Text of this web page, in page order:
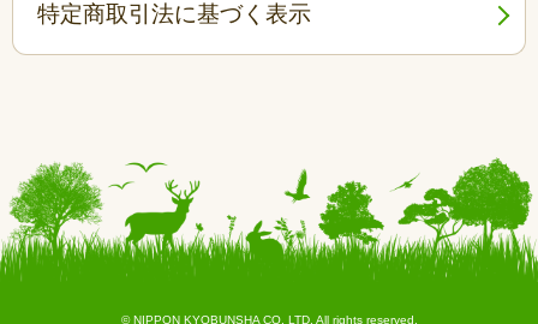
特定商取引法に基づく表示
© NIPPON KYOBUNSHA CO. LTD. All rights reserved.